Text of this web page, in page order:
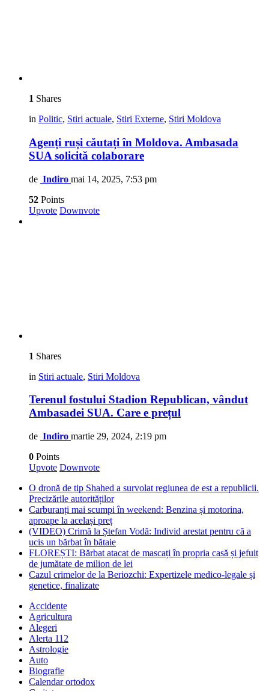
1 Shares
in Politic, Stiri actuale, Stiri Externe, Stiri Moldova
Agenți ruși căutați în Moldova. Ambasada
SUA solicită colaborare
de Indiro mai 14, 2025, 7:53 pm
52 Points
Upvote Downvote
1 Shares
in Stiri actuale, Stiri Moldova
Terenul fostului Stadion Republican, vândut
Ambasadei SUA. Care e prețul
de Indiro martie 29, 2024, 2:19 pm
0 Points
Upvote Downvote
O dronă de tip Shahed a survolat regiunea de est a republicii.
Precizările autorităților
Carburanți mai scumpi în weekend: Benzina și motorina,
aproape la același preț
(VIDEO) Crimă la Ștefan Vodă: Individ arestat pentru că a
ucis un bărbat în bătaie
FLOREȘTI: Bărbat atacat de mascați în propria casă și jefuit
de jumătate de milion de lei
Cazul crimelor de la Beriozchi: Expertizele medico-legale și
genetice, finalizate
Accidente
Agricultura
Alegeri
Alerta 112
Astrologie
Auto
Biografie
Calendar ortodox